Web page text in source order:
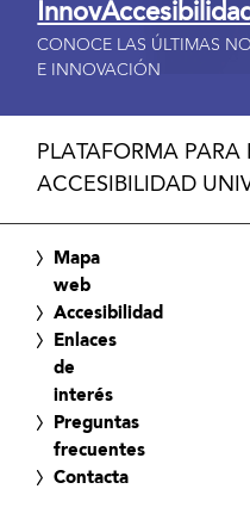
CONOCE LAS ÚLTIMAS
E INNOVACIÓN
PLATAFORMA
ACCESIBILIDAD
Mapa
web
Accesibilidad
Enlaces
de
interés
Preguntas
frecuentes
Contacta